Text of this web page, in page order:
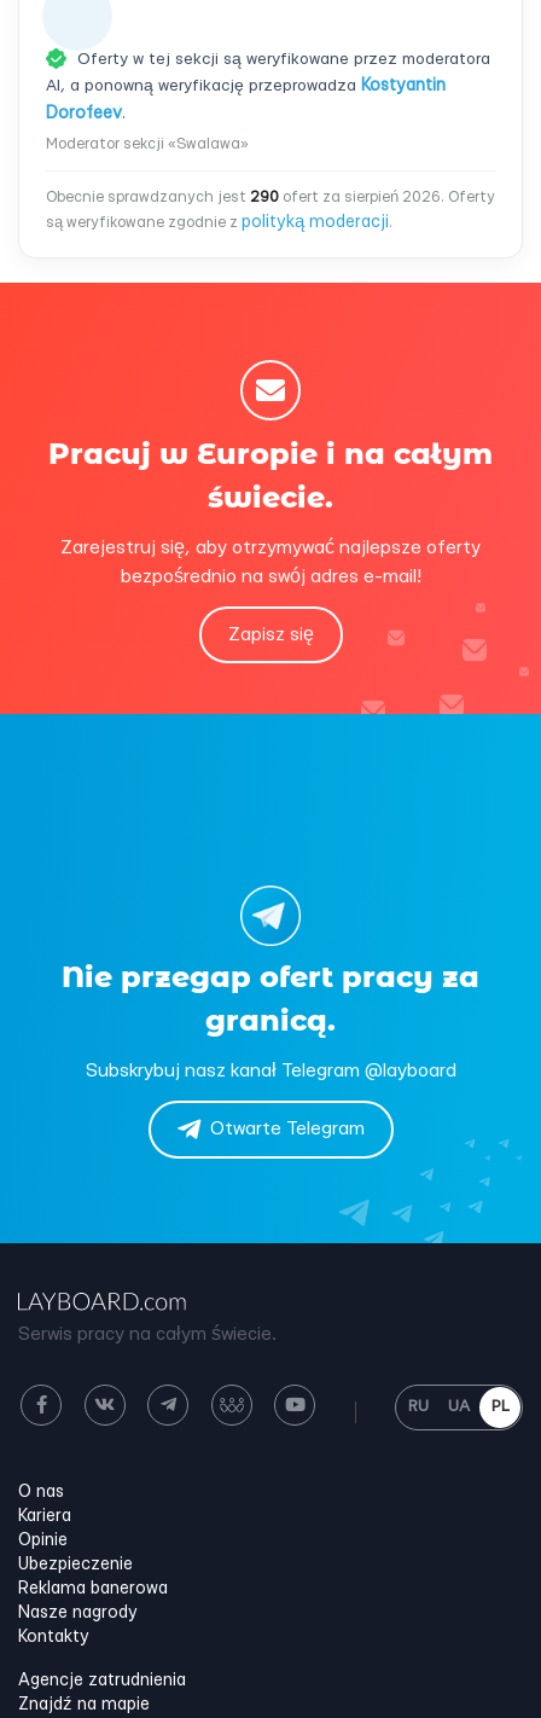
Oferty w tej sekcji są weryfikowane przez moderatora
AI, a ponowną weryfikację przeprowadza Kostyantin
Dorofeev.
Moderator sekcji «Swalawa»
Obecnie sprawdzanych jest 290 ofert za sierpień 2026. Oferty
są weryfikowane zgodnie z polityką moderacji.
Pracuj w Europie i na całym
świecie.
Zarejestruj się, aby otrzymywać najlepsze oferty
bezpośrednio na swój adres e-mail!
Zapisz się
Nie przegap ofert pracy za
granicą.
Subskrybuj nasz kanał Telegram @layboard
Otwarte Telegram
Serwis pracy na całym świecie.
RU UA PL
O nas
Kariera
Opinie
Ubezpieczenie
Reklama banerowa
Nasze nagrody
Kontakty
Agencje zatrudnienia
Znajdź na mapie